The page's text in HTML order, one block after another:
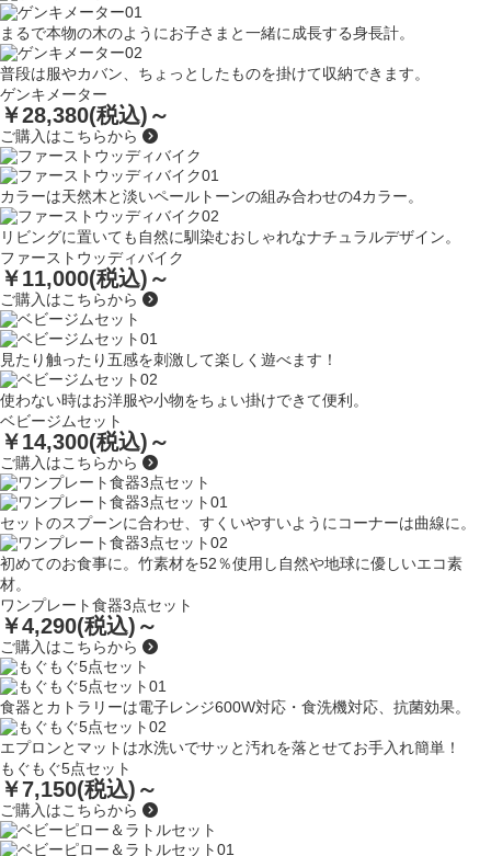
まるで本物の木のようにお子さまと一緒に成長する身長計。
普段は服やカバン、ちょっとしたものを掛けて収納できます。
ゲンキメーター
￥28,380(税込)～
ご購入はこちらから
カラーは天然木と淡いペールトーンの組み合わせの4カラー。
リビングに置いても自然に馴染むおしゃれなナチュラルデザイン。
ファーストウッディバイク
￥11,000(税込)～
ご購入はこちらから
見たり触ったり五感を刺激して楽しく遊べます！
使わない時はお洋服や小物をちょい掛けできて便利。
ベビージムセット
￥14,300(税込)～
ご購入はこちらから
セットのスプーンに合わせ、すくいやすいようにコーナーは曲線に。
初めてのお食事に。竹素材を52％使用し自然や地球に優しいエコ素
材。
ワンプレート食器3点セット
￥4,290(税込)～
ご購入はこちらから
食器とカトラリーは電子レンジ600W対応・食洗機対応、抗菌効果。
エプロンとマットは水洗いでサッと汚れを落とせてお手入れ簡単！
もぐもぐ5点セット
￥7,150(税込)～
ご購入はこちらから